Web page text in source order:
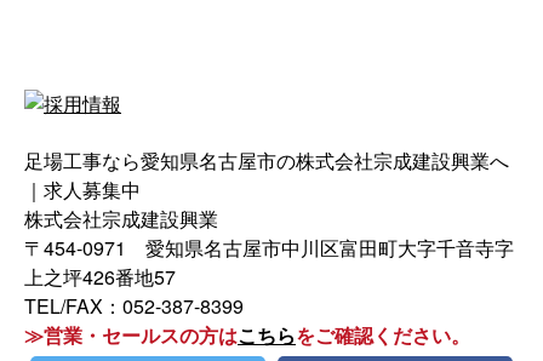
足場工事なら愛知県名古屋市の株式会社宗成建設興業へ
｜求人募集中
株式会社宗成建設興業
〒454-0971 愛知県名古屋市中川区富田町大字千音寺字
上之坪426番地57
TEL/FAX：052-387-8399
≫営業・セールスの方はこちらをご確認ください。